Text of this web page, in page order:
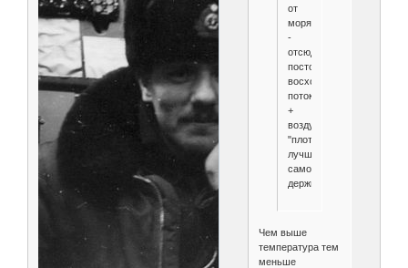
от
моря
-
отсюда
постоянные
восходящие
потоки
+
воздух
"плотнее",
лучше
самолет
держит.
Чем выше
температура тем
меньше